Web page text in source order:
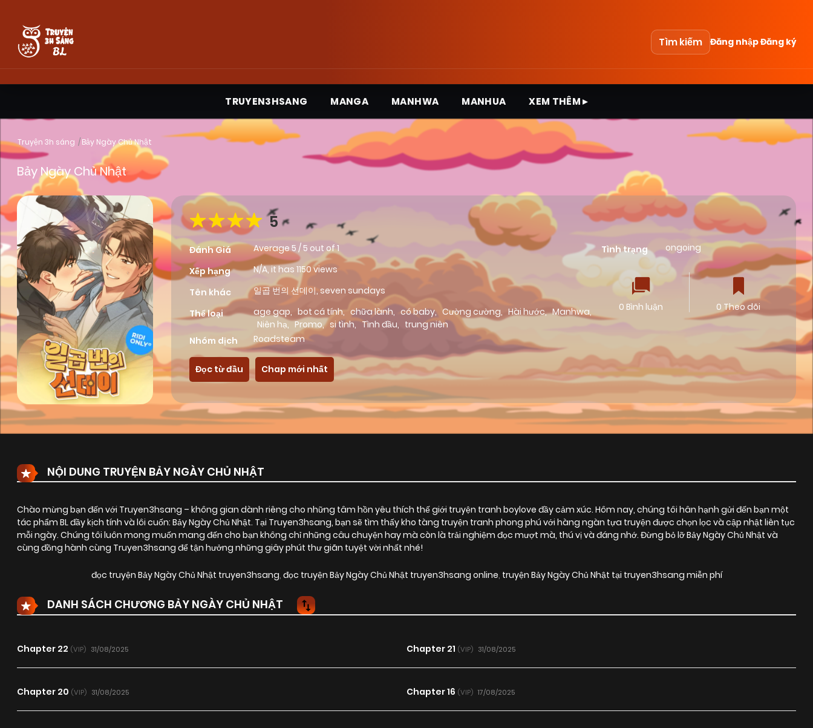
Tìm kiếm Đăng nhậpĐăng ký
TRUYEN3HSANG MANGA MANHWA MANHUA XEM THÊM ▸
Truyện 3h sáng Bảy Ngày Chủ Nhật
Bảy Ngày Chủ Nhật
5
Đánh Giá Average5 /5 out of1
Xếp hạng
N/A, it has 1150 views
Tên khác
일곱 번의 선데이, seven sundays
Thể loại
age gap, bot cá tính, chữa lành, có baby, Cường cường, Hài hước, Manhwa,
Niên hạ, Promo, si tình, Tình đầu, trung niên
Nhóm dịch
Roadsteam
Tình trạng ongoing
0 Bình luận 0 Theo dõi
Đọc từ đầu Chap mới nhất
NỘI DUNG TRUYỆN BẢY NGÀY CHỦ NHẬT
Chào mừng bạn đến với Truyen3hsang – không gian dành riêng cho những tâm hồn yêu thích thế giới truyện tranh boylove đầy cảm xúc. Hôm nay, chúng tôi hân hạnh gửi đến bạn một
tác phẩm BL đầy kịch tính và lôi cuốn: Bảy Ngày Chủ Nhật. Tại Truyen3hsang, bạn sẽ tìm thấy kho tàng truyện tranh phong phú với hàng ngàn tựa truyện được chọn lọc và cập nhật liên tục
mỗi ngày. Chúng tôi luôn mong muốn mang đến cho bạn không chỉ những câu chuyện hay mà còn là trải nghiệm đọc mượt mà, thú vị và đáng nhớ. Đừng bỏ lỡ Bảy Ngày Chủ Nhật và
cùng đồng hành cùng Truyen3hsang để tận hưởng những giây phút thư giãn tuyệt vời nhất nhé!
đọc truyện Bảy Ngày Chủ Nhật truyen3hsang, đọc truyện Bảy Ngày Chủ Nhật truyen3hsang online, truyện Bảy Ngày Chủ Nhật tại truyen3hsang miễn phí
DANH SÁCH CHƯƠNG BẢY NGÀY CHỦ NHẬT
Chapter 22 (VIP) 31/08/2025 Chapter 21 (VIP) 31/08/2025
Chapter 20 (VIP) 31/08/2025 Chapter 16 (VIP) 17/08/2025